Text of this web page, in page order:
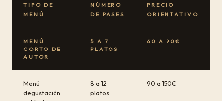
TIPO DE
MENÚ
NÚMERO
DE PASES
PRECIO
ORIENTATIVO
MENÚ
CORTO DE
AUTOR
5 A 7
PLATOS
60 A 90€
Menú
degustación
8 a 12
platos
90 a 150€